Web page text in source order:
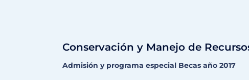
Conservación y Manejo de
Admisión y programa especial Becas año 2017